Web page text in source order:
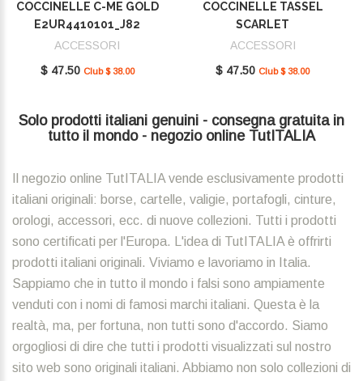
COCCINELLE C-ME GOLD
E2UR4410101_J82
ACCESSORI
$ 47.50 Club $ 38.00
COCCINELLE TASSEL
SCARLET
E2MU0410101_R02
ACCESSORI
$ 47.50 Club $ 38.00
Solo prodotti italiani genuini - consegna gratuita in
tutto il mondo - negozio online TutITALIA
Il negozio online TutITALIA vende esclusivamente prodotti
italiani originali: borse, cartelle, valigie, portafogli, cinture,
orologi, accessori, ecc. di nuove collezioni. Tutti i prodotti
sono certificati per l'Europa. L'idea di TutITALIA è offrirti
prodotti italiani originali. Viviamo e lavoriamo in Italia.
Sappiamo che in tutto il mondo i falsi sono ampiamente
venduti con i nomi di famosi marchi italiani. Questa è la
realtà, ma, per fortuna, non tutti sono d'accordo. Siamo
orgogliosi di dire che tutti i prodotti visualizzati sul nostro
sito web sono originali italiani. Abbiamo non solo collezioni di